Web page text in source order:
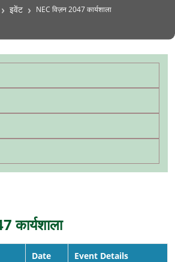
पग चिन्ह
इवेंट NEC विज़न 2047 कार्यशाला
कार्यशाला
Date Event Details